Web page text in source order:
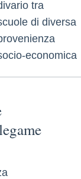
tra
di diversa
economica